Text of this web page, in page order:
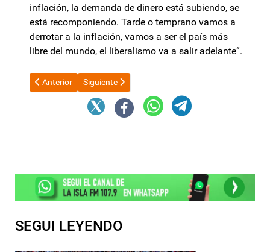
inflación, la demanda de dinero está subiendo, se
está recomponiendo. Tarde o temprano vamos a
derrotar a la inflación, vamos a ser el país más
libre del mundo, el liberalismo va a salir adelante”.
Artículo anterior: Mahiques renunció a la Procuración General
Anterior Artículo siguiente: El Gobierno de Catamarca
Siguiente
SEGUI LEYENDO